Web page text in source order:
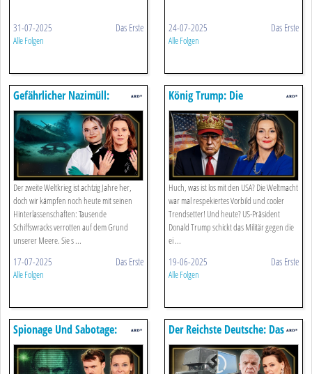
31-07-2025 Das Erste
Alle Folgen
24-07-2025 Das Erste
Alle Folgen
Gefährlicher Nazimüll:
Kriegswracks Vergiften Unsere
Meere
Der zweite Weltkrieg ist achtzig Jahre her,
doch wir kämpfen noch heute mit seinen
Hinterlassenschaften: Tausende
Schiffswracks verrotten auf dem Grund
unserer Meere. Sie s ...
17-07-2025 Das Erste
Alle Folgen
König Trump: Die
Selbstzerstörung Der Usa
Huch, was ist los mit den USA? Die Weltmacht
war mal respekiertes Vorbild und cooler
Trendsetter! Und heute? US-Präsident
Donald Trump schickt das Militär gegen die
ei ...
19-06-2025 Das Erste
Alle Folgen
Spionage Und Sabotage:
Putins Schattenkrieg Gegen
Deutschland
Der Reichste Deutsche: Das
Dunkle Geheimnis Hinter
Seinem Vermögen